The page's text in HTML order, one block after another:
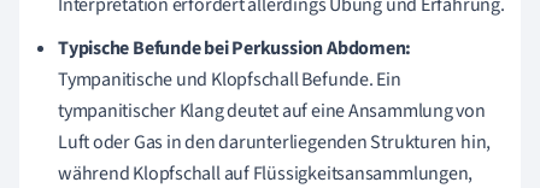
Typische Befunde bei Perkussion Abdomen:
Tympanitische und Klopfschall Befunde. Ein
tympanitischer Klang deutet auf eine Ansammlung von
Luft oder Gas in den darunterliegenden Strukturen hin,
während Klopfschall auf Flüssigkeitsansammlungen,